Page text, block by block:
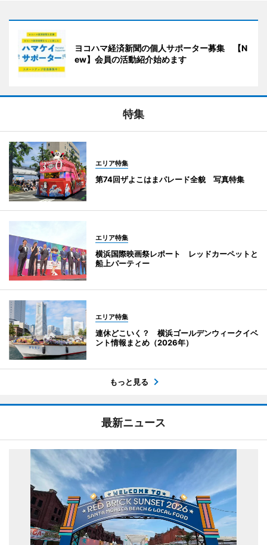
ヨコハマ経済新聞の個人サポーター募集 【N
ew】会員の活動紹介始めます
特集
エリア特集
第74回ザよこはまパレード全貌 写真特集
エリア特集
横浜国際映画祭レポート レッドカーペットと
船上パーティー
エリア特集
連休どこいく？ 横浜ゴールデンウィークイベ
ント情報まとめ（2026年）
もっと見る
最新ニュース